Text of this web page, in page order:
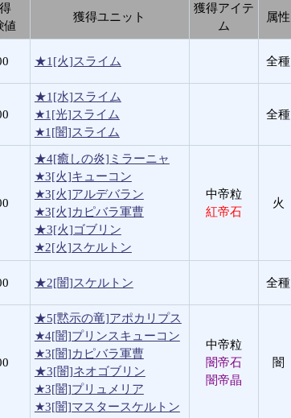
値
獲得ユニット
獲得アイテ
ム
属性
★1[火]スライム 全種
★1[水]スライム
★1[光]スライム
★1[闇]スライム
全種
★4[癒しの炎]ミラーニャ
★3[火]キューコン
★3[火]アルデバラン
★3[火]カピバラ軍曹
★3[火]ゴブリン
★2[火]スケルトン
中帝粒
紅帝石
火
★2[闇]スケルトン 全種
★5[黙示の竜]アポカリプス
★4[闇]プリンスキューコン
★3[闇]カピバラ軍曹
★3[闇]ネオゴブリン
★3[闇]プリュメリア
★3[闇]マスタースケルトン
中帝粒
闇帝石
闇帝晶
闇